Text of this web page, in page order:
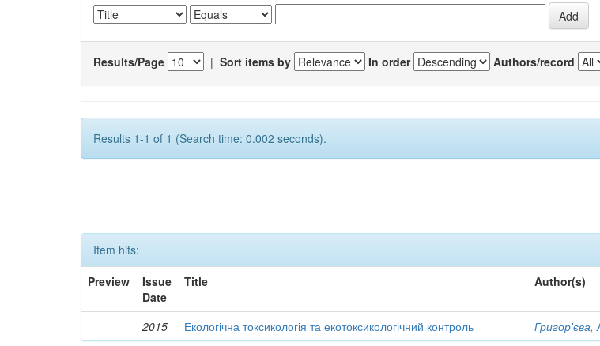
Results/Page | Sort items by In order Authors/record
Results 1-1 of 1 (Search time: 0.002 seconds).
Item hits:
Preview
Issue
Date
Title Author(s)
2015 Екологічна токсикологія та екотоксикологічний контроль Григор'єва,